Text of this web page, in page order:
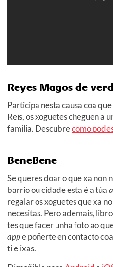
Reyes Magos de
Participa nesta causa coa
Reis, os xoguetes cheguen a
familia. Descubrecomo
BeneBene
Se queres doar o que xa non
barrio ou cidade esta é a túa
regalar os xoguetes que xa
necesitas. Pero ademais,
tes que facer unha foto ao
appe poñerte en contacto
ti elixas.